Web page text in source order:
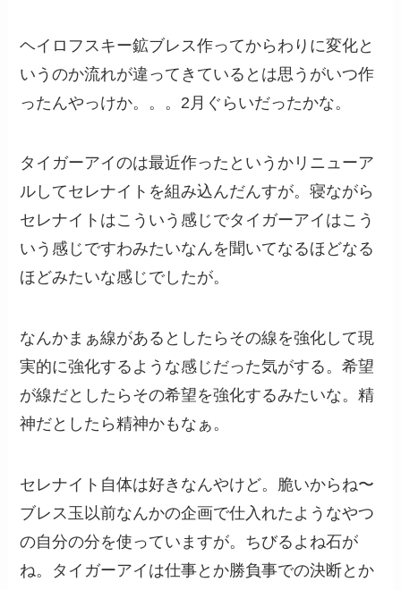
ヘイロフスキー鉱ブレス作ってからわりに変化と
いうのか流れが違ってきているとは思うがいつ作
ったんやっけか。。。2月ぐらいだったかな。
タイガーアイのは最近作ったというかリニューア
ルしてセレナイトを組み込んだんすが。寝ながら
セレナイトはこういう感じでタイガーアイはこう
いう感じですわみたいなんを聞いてなるほどなる
ほどみたいな感じでしたが。
なんかまぁ線があるとしたらその線を強化して現
実的に強化するような感じだった気がする。希望
が線だとしたらその希望を強化するみたいな。精
神だとしたら精神かもなぁ。
セレナイト自体は好きなんやけど。脆いからね〜
ブレス玉以前なんかの企画で仕入れたようなやつ
の自分の分を使っていますが。ちびるよね石が
ね。タイガーアイは仕事とか勝負事での決断とか